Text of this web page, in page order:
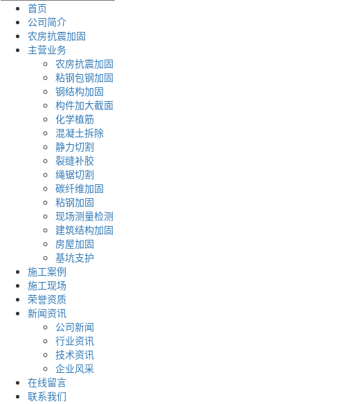
首页
公司简介
农房抗震加固
主营业务
农房抗震加固
粘钢包钢加固
钢结构加固
构件加大截面
化学植筋
混凝土拆除
静力切割
裂缝补胶
绳锯切割
碳纤维加固
粘钢加固
现场测量检测
建筑结构加固
房屋加固
基坑支护
施工案例
施工现场
荣誉资质
新闻资讯
公司新闻
行业资讯
技术资讯
企业风采
在线留言
联系我们